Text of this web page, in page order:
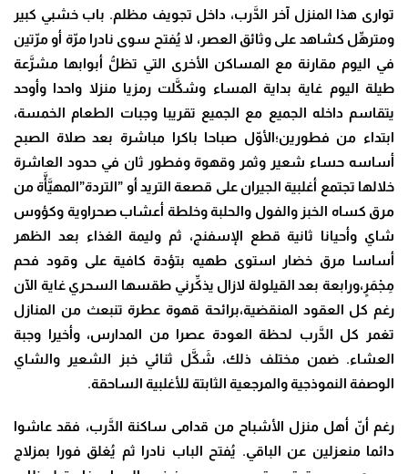
توارى هذا المنزل آخر الدَّرب، داخل تجويف مظلم. باب خشبي كبير
ومترهِّل كشاهد على وثائق العصر، لا يُفتح سوى نادرا مرّة أو مرّتين
في اليوم مقارنة مع المساكن الأخرى التي تظلُّ أبوابها مشرَّعة
طيلة اليوم غاية بداية المساء وشكَّلت رمزيا منزلا واحدا وأوحد
يتقاسم داخله الجميع مع الجميع تقريبا وجبات الطعام الخمسة،
ابتداء من فطورين؛الأوّل صباحا باكرا مباشرة بعد صلاة الصبح
أساسه حساء شعير وثمر وقهوة وفطور ثان في حدود العاشرة
خلالها تجتمع أغلبية الجيران على قصعة التريد أو ”التردة”المهيَّأَّة من
مرق كساه الخبز والفول والحلبة وخلطة أعشاب صحراوية وكؤوس
شاي وأحيانا ثانية قطع الإسفنج، ثم وليمة الغذاء بعد الظهر
أساسا مرق خضار استوى طهيه بتؤدة كافية على وقود فحم
مِجْمَرٍ،ورابعة بعد القيلولة لازال يذكِّرني طقسها السحري غاية الآن
رغم كل العقود المنقضية،برائحة قهوة عطرة تنبعث من المنازل
تغمر كل الدَّرب لحظة العودة عصرا من المدارس، وأخيرا وجبة
العشاء. ضمن مختلف ذلك، شَكَّل ثنائي خبز الشعير والشاي
الوصفة النموذجية والمرجعية الثابتة للأغلبية الساحقة.
رغم أنّ أهل منزل الأشباح من قدامى ساكنة الدَّرب، فقد عاشوا
دائما منعزلين عن الباقي. يُفتح الباب نادرا ثم يُغلق فورا بمزلاج